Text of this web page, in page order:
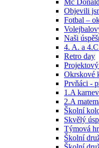
Mc
Objevili
Fotbal –
Naši
4. A. a
Retro day
Okrskové
Prvňáci -
1.A
2.A
Školní
Skvělý
Týmová
Školní